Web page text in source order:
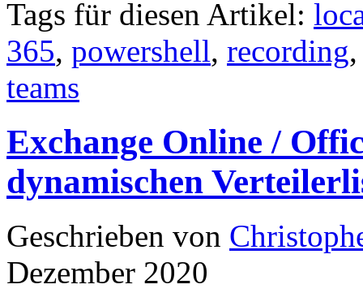
Tags für diesen Artikel:
365, powershell, recording
teams
Exchange Online /
dynamischen
Geschrieben von
Dezember 2020